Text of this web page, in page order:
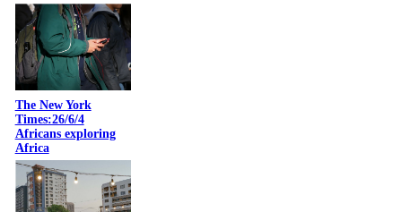
The New York
Times:26/6/4
Africans exploring
Africa